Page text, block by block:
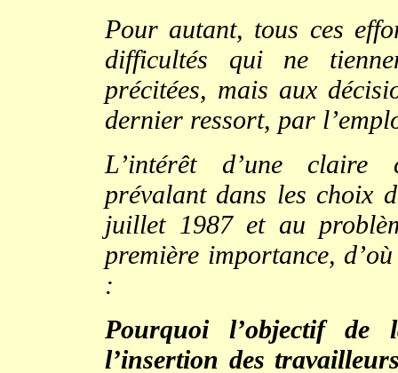
Pour autant, tous ces
difficultés qui ne
précitées, mais aux
dernier ressort, par
L’intérêt d’une claire
prévalant dans les choix
juillet 1987 et au
première importance,
:
Pourquoi l’objectif
l’insertion des